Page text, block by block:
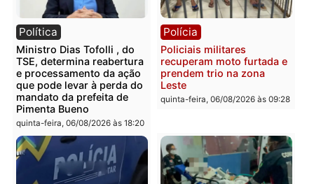
Polícia Federal apreende
400 quilos de drogas e
prende motorista em RO
sexta-feira, 07/08/2026 às 09:40
Casal é preso pela PRF
com mais de 72 quilos
mercúrio escondidos em
estepe em Porto Velho
sexta-feira, 07/08/2026 às
Polícia Polícia